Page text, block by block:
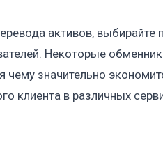
активов, выбирайте
Некоторые
чему значительно
клиента в различных